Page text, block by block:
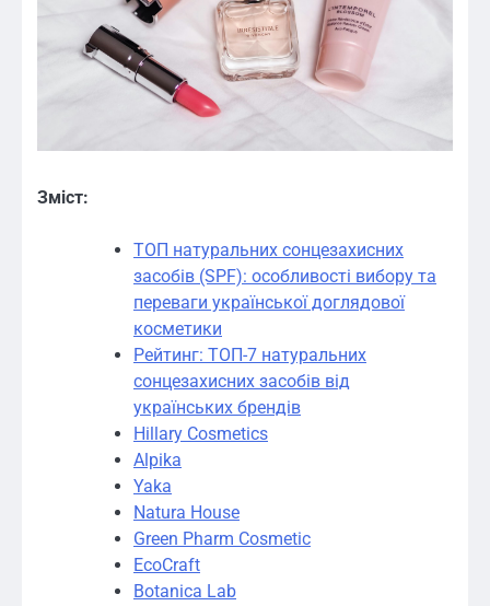
Зміст:
ТОП натуральних сонцезахисних
засобів (SPF): особливості вибору та
переваги української доглядової
косметики
Рейтинг: ТОП-7 натуральних
сонцезахисних засобів від
українських брендів
Hillary Cosmetics
Alpika
Yaka
Natura House
Green Pharm Cosmetic
EcoCraft
Botanica Lab